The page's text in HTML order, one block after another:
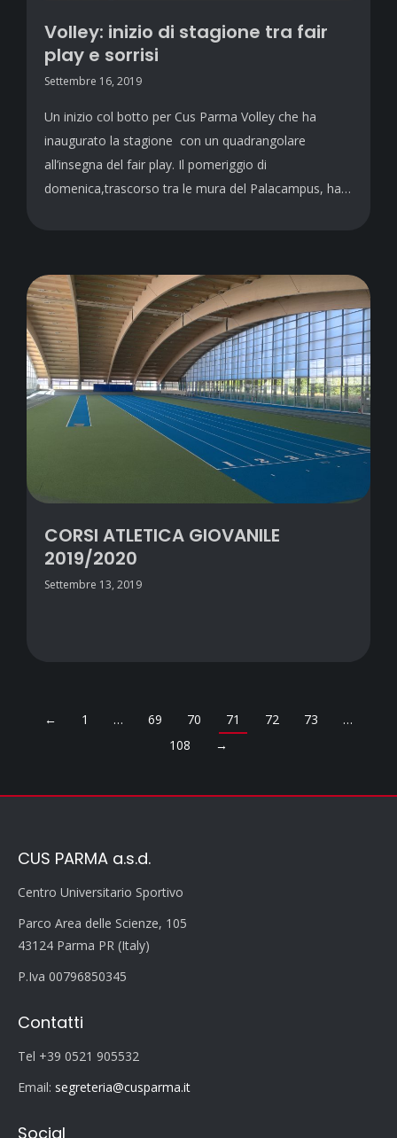
Volley: inizio di stagione tra fair
play e sorrisi
Settembre 16, 2019
Un inizio col botto per Cus Parma Volley che ha
inaugurato la stagione con un quadrangolare
all’insegna del fair play. Il pomeriggio di
domenica,trascorso tra le mura del Palacampus, ha…
CORSI ATLETICA GIOVANILE
2019/2020
Settembre 13, 2019
← 1 … 69 70 71 72 73
…
108
→
CUS PARMA a.s.d.
Centro Universitario Sportivo
Parco Area delle Scienze, 105
43124 Parma PR (Italy)
P.Iva 00796850345
Contatti
Tel +39 0521 905532
Email: segreteria@cusparma.it
Social